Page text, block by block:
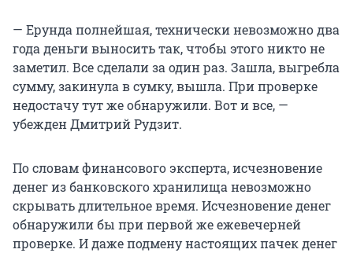
— Ерунда полнейшая, технически невозможно два
года деньги выносить так, чтобы этого никто не
заметил. Все сделали за один раз. Зашла, выгребла
сумму, закинула в сумку, вышла. При проверке
недостачу тут же обнаружили. Вот и все, —
убежден Дмитрий Рудзит.
По словам финансового эксперта, исчезновение
денег из банковского хранилища невозможно
скрывать длительное время. Исчезновение денег
обнаружили бы при первой же ежевечерней
проверке. И даже подмену настоящих пачек денег